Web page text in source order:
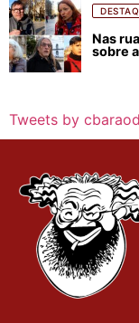
Nas
sobre
Tweets by